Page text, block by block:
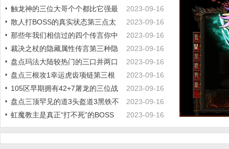
剑
2023-09-16
触龙神的三位大哥个个都比它强最
后
2023-09-16
散人打BOSS的真实状态第三点太
真实
2023-09-16
那些年我们相信过的四个传言你中
了
2023-09-16
裁决之杖的隐藏属性传言第三种隐
藏
2023-09-16
盘点玛法大陆较热门的三口井两口
在
2023-09-16
盘点三根攻1幸运虎齿项链第三根
疑
2023-09-16
105区早期拥有42+7屠龙的三位战
神
2023-09-16
盘点三顶罕见的道3头盔道3黑铁不
是
2023-09-16
虹魔教主是真正“打不死”的BOSS